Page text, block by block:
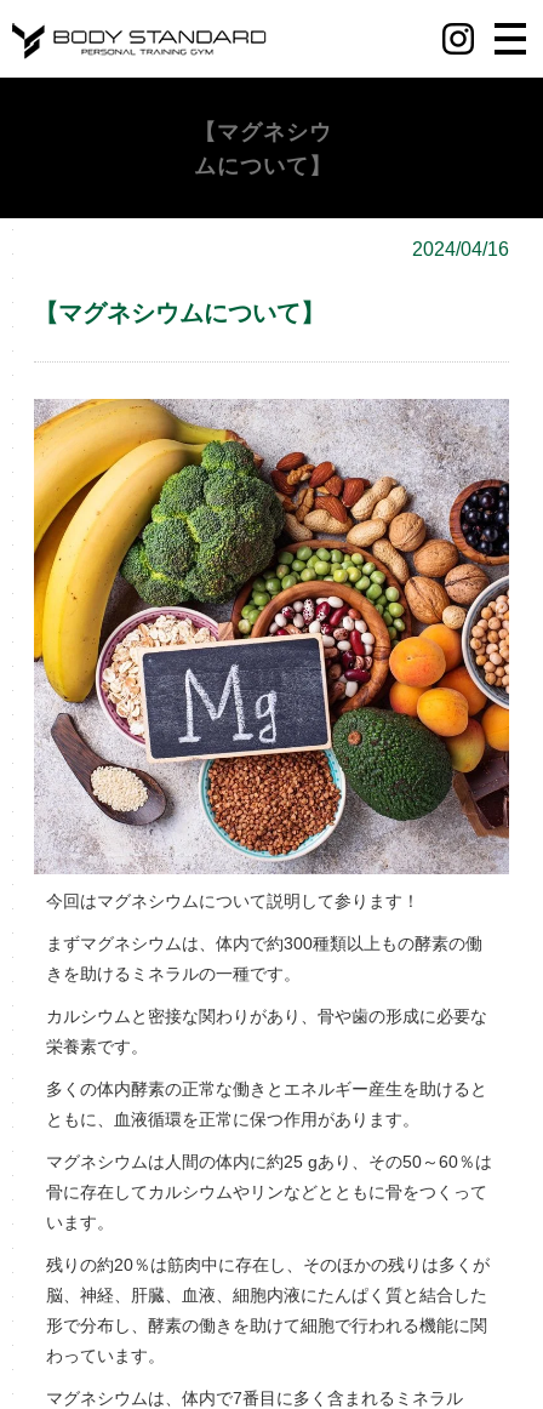
【マグネシウ
ムについて】
2024/04/16
【マグネシウムについて】
今回はマグネシウムについて説明して参ります！
まずマグネシウムは、体内で約300種類以上もの酵素の働
きを助けるミネラルの一種です。
カルシウムと密接な関わりがあり、骨や歯の形成に必要な
栄養素です。
多くの体内酵素の正常な働きとエネルギー産生を助けると
ともに、血液循環を正常に保つ作用があります。
マグネシウムは人間の体内に約25 gあり、その50～60％は
骨に存在してカルシウムやリンなどとともに骨をつくって
います。
残りの約20％は筋肉中に存在し、そのほかの残りは多くが
脳、神経、肝臓、血液、細胞内液にたんぱく質と結合した
形で分布し、酵素の働きを助けて細胞で行われる機能に関
わっています。
マグネシウムは、体内で7番目に多く含まれるミネラル